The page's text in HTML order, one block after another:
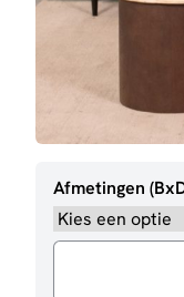
Afmetingen